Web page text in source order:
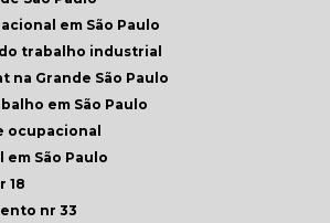
em São Paulo
do trabalho industrial
na Grande São Paulo
em São Paulo
ocupacional
em São Paulo
18
nr 33